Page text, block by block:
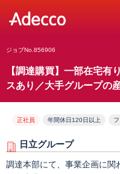
ジョブNo.856906
【調達購買】一部在宅
スあり／大手グループの
正社員 年間休日120日以上
日立グループ
調達本部にて、事業企画に関